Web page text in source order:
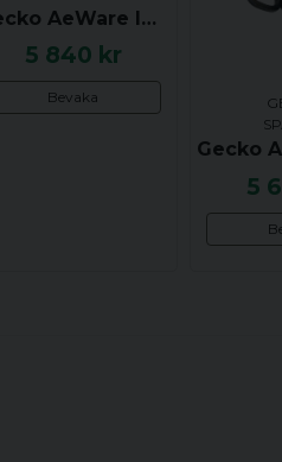
Gecko AeWare IN.K4 Styrpanel 10 Buttons - Up, Pump 1, Pump 2, Pump 3, Prog, Down, Blower, Light, Mode
5 840 kr
Bevaka
5